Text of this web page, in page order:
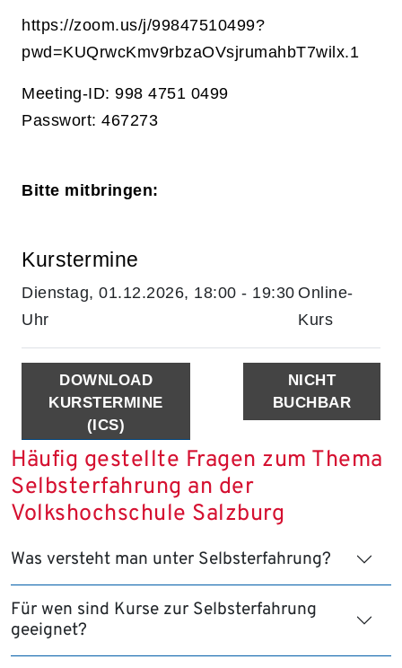
https://zoom.us/j/99847510499?
pwd=KUQrwcKmv9rbzaOVsjrumahbT7wilx.1
Meeting-ID: 998 4751 0499
Passwort: 467273
Bitte mitbringen:
Kurstermine
Dienstag, 01.12.2026, 18:00 - 19:30
Uhr
Online-
Kurs
DOWNLOAD
KURSTERMINE
(ICS)
NICHT
BUCHBAR
Häufig gestellte Fragen zum Thema
Selbsterfahrung an der
Volkshochschule Salzburg
Was versteht man unter Selbsterfahrung?
Für wen sind Kurse zur Selbsterfahrung
geeignet?